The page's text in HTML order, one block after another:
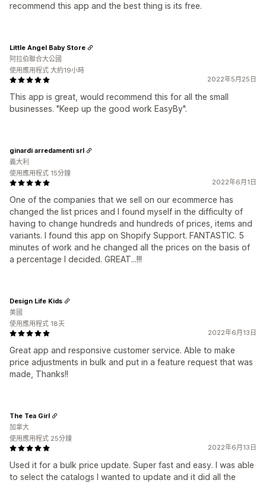
recommend this app and the best thing is its free.
2022年5月25日
This app is great, would recommend this for all the small
businesses. "Keep up the good work EasyBy".
Little Angel Baby Store
阿拉伯聯合大公國
使用應用程式 大約19小時
2022年6月1日
One of the companies that we sell on our ecommerce has
changed the list prices and I found myself in the difficulty of
having to change hundreds and hundreds of prices, items and
variants. I found this app on Shopify Support. FANTASTIC. 5
minutes of work and he changed all the prices on the basis of
a percentage I decided. GREAT...!!!
ginardi arredamenti srl
義大利
使用應用程式 15分鐘
2022年6月13日
Great app and responsive customer service. Able to make
price adjustments in bulk and put in a feature request that was
made, Thanks!!
Design Life Kids
美國
使用應用程式 18天
2022年6月13日
Used it for a bulk price update. Super fast and easy. I was able
to select the catalogs I wanted to update and it did all the
The Tea Girl
加拿大
使用應用程式 25分鐘